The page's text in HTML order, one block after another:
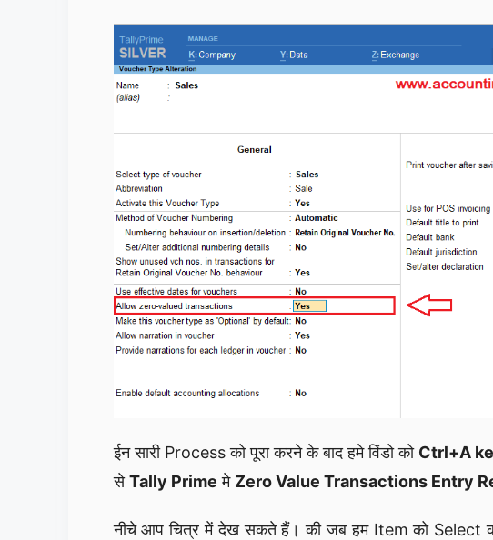
ईन सारी Process को पूरा करने के बाद हमे विंडो को Ctrl+A
सेTally Prime मे Zero Value Transactions Entry
नीचे आप चित्र में देख सकते हैं। की जब हम Item को Select